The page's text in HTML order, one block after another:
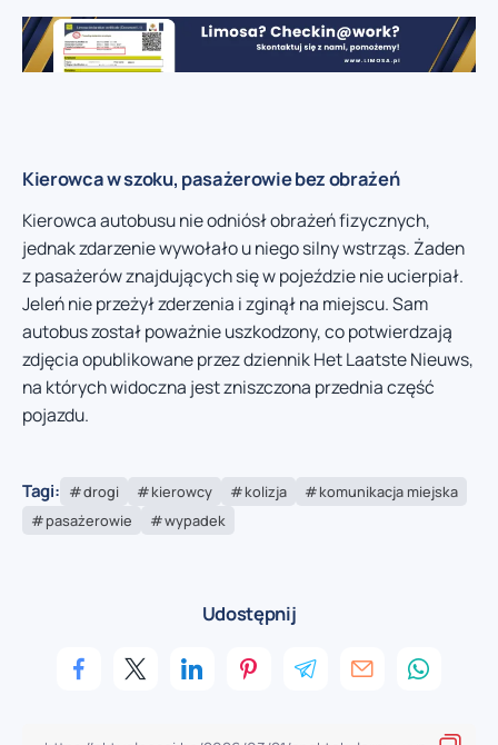
Kierowca w szoku, pasażerowie bez obrażeń
Kierowca autobusu nie odniósł obrażeń fizycznych,
jednak zdarzenie wywołało u niego silny wstrząs. Żaden
z pasażerów znajdujących się w pojeździe nie ucierpiał.
Jeleń nie przeżył zderzenia i zginął na miejscu. Sam
autobus został poważnie uszkodzony, co potwierdzają
zdjęcia opublikowane przez dziennik Het Laatste Nieuws,
na których widoczna jest zniszczona przednia część
pojazdu.
Tagi: drogi kierowcy kolizja
komunikacja miejska
pasażerowie
wypadek
Udostępnij